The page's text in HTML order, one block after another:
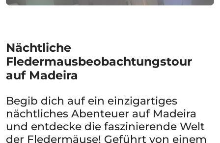
Nächtliche
Fledermausbeobachtungstour
auf Madeira
Begib dich auf ein einzigartiges
nächtliches Abenteuer auf Madeira
und entdecke die faszinierende Welt
der Fledermäuse! Geführt von einem